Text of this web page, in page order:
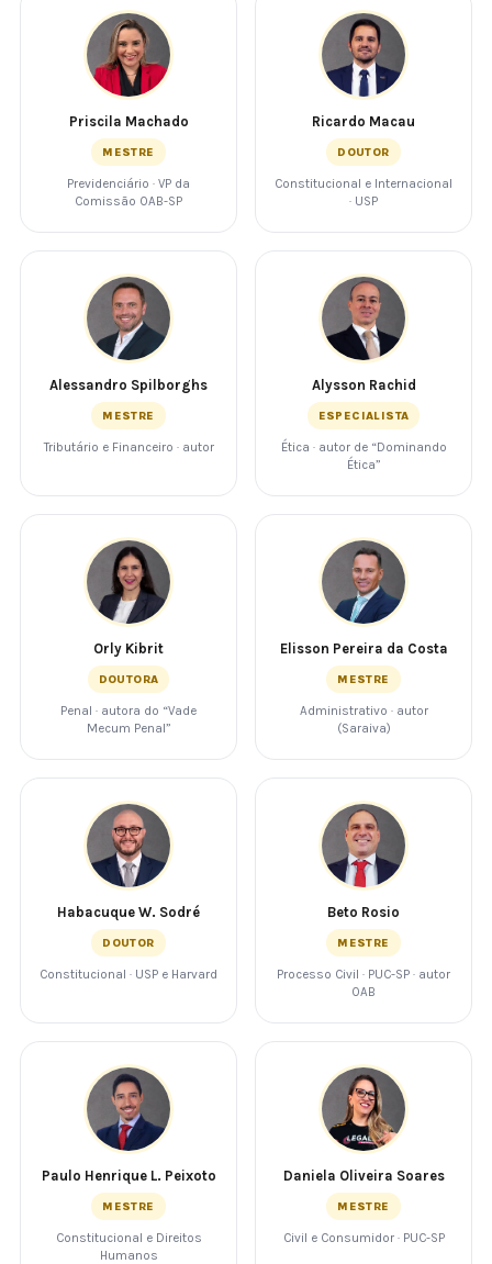
Priscila Machado
MESTRE
Previdenciário · VP da
Comissão OAB-SP
Ricardo Macau
DOUTOR
Constitucional e Internacional
· USP
Alessandro Spilborghs
MESTRE
Tributário e Financeiro · autor
Alysson Rachid
ESPECIALISTA
Ética · autor de “Dominando
Ética”
Orly Kibrit
DOUTORA
Penal · autora do “Vade
Mecum Penal”
Elisson Pereira da Costa
MESTRE
Administrativo · autor
(Saraiva)
Habacuque W. Sodré
DOUTOR
Constitucional · USP e Harvard
Beto Rosio
MESTRE
Processo Civil · PUC-SP · autor
OAB
Paulo Henrique L. Peixoto
MESTRE
Constitucional e Direitos
Humanos
Daniela Oliveira Soares
MESTRE
Civil e Consumidor · PUC-SP